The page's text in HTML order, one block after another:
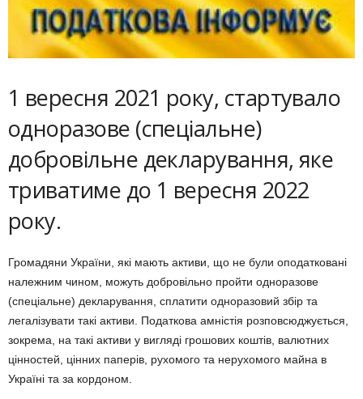
1 вересня 2021 року, стартувало
одноразове (спеціальне)
добровільне декларування, яке
триватиме до 1 вересня 2022
року.
Громадяни України, які мають активи, що не були оподатковані
належним чином, можуть добровільно пройти одноразове
(спеціальне) декларування, сплатити одноразовий збір та
легалізувати такі активи. Податкова амністія розповсюджується,
зокрема, на такі активи у вигляді грошових коштів, валютних
цінностей, цінних паперів, рухомого та нерухомого майна в
Україні та за кордоном.